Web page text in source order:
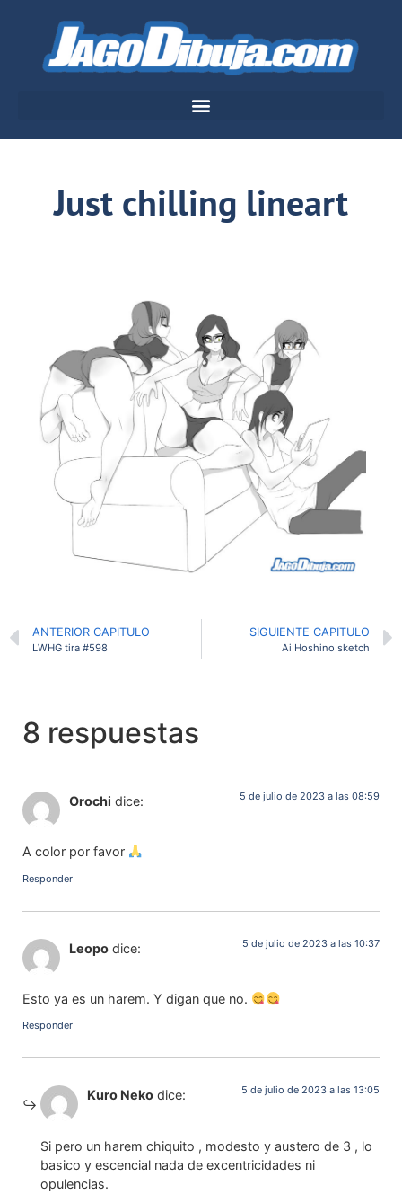
Just chilling lineart
ANTERIOR CAPITULO
LWHG tira #598
SIGUIENTE CAPITULO
Ai Hoshino sketch
8 respuestas
Orochi dice: 5 de julio de 2023 a las 08:59
A color por favor
Responder
Leopo dice: 5 de julio de 2023 a las 10:37
Esto ya es un harem. Y digan que no.
Responder
Kuro Neko dice: 5 de julio de 2023 a las 13:05
Si pero un harem chiquito , modesto y austero de 3 , lo
basico y escencial nada de excentricidades ni
opulencias.